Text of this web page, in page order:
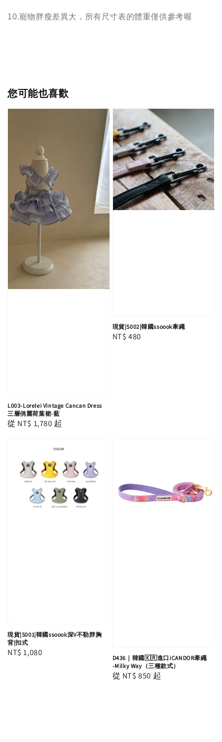
10.寵物胖瘦差異大，所有尺寸表的體重僅供參考喔
您可能也喜歡
L003-Lorelei Vintage Cancan Dress
三層俏麗荷葉裙-藍
Regular
從 NT$ 1,780 起
現貨|S002|韓國ssoook牽繩
Regular
NT$ 480
現貨|S001|韓國ssoook深V不勒脖胸
背|扣式
Regular
NT$ 1,080
D436｜韓國🇰🇷進口iCANDOR牽繩
-Milky Way（三種款式）
Regular
從 NT$ 850 起